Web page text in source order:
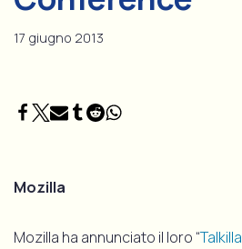
17 giugno 2013
Mozilla
Mozilla ha annunciato il loro “Talkilla